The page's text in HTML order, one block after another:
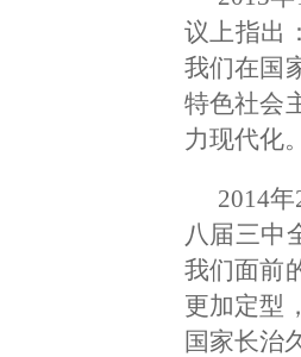
议上指出
我们在国
特色社会
力现代化
2014
八届三中
我们面前
更加定型
国家长治